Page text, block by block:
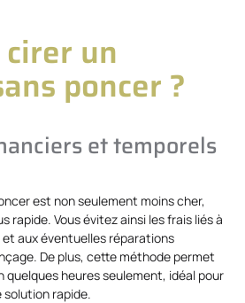
un
poncer ?
et temporels
est non seulement moins cher,
rapide. Vous évitez ainsi les frais liés à
aux éventuelles réparations
De plus, cette méthode permet
quelques heures seulement, idéal pour
rapide.